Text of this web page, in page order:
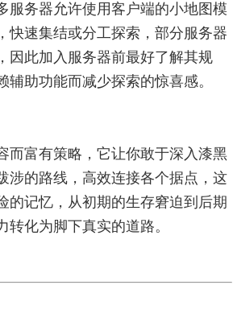
服务器允许使用客户端的小地图模
快速集结或分工探索，部分服务器
因此加入服务器前最好了解其规
助功能而减少探索的惊喜感。
而富有策略，它让你敢于深入漆黑
涉的路线，高效连接各个据点，这
的记忆，从初期的生存窘迫到后期
化为脚下真实的道路。